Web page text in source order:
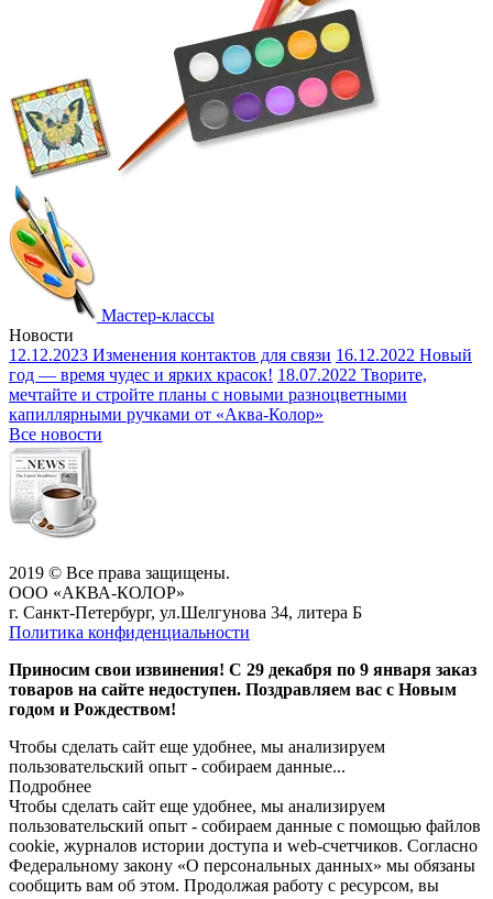
Мастер-классы
Новости
12.12.2023 Изменения контактов для связи 16.12.2022 Новый
год — время чудес и ярких красок! 18.07.2022 Творите,
мечтайте и стройте планы с новыми разноцветными
капиллярными ручками от «Аква-Колор»
Все новости
2019 © Все права защищены.
ООО «АКВА-КОЛОР»
г. Санкт-Петербург, ул.Шелгунова 34, литера Б
Политика конфиденциальности
Приносим свои извинения! С 29 декабря по 9 января заказ
товаров на сайте недоступен. Поздравляем вас с Новым
годом и Рождеством!
Чтобы сделать сайт еще удобнее, мы анализируем
пользовательский опыт - собираем данные...
Подробнее
Чтобы сделать сайт еще удобнее, мы анализируем
пользовательский опыт - собираем данные с помощью файлов
cookie, журналов истории доступа и web-счетчиков. Согласно
Федеральному закону «О персональных данных» мы обязаны
сообщить вам об этом. Продолжая работу с ресурсом, вы